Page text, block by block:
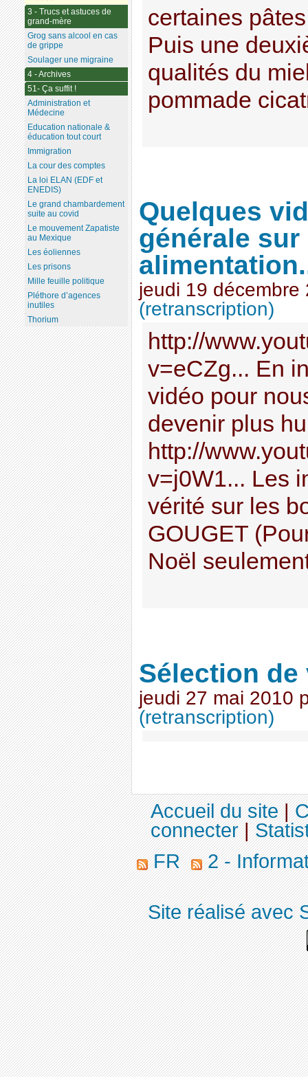
certaines
Puis une
qualités du
pommade
Quelques
générale sur
jeudi 19 décembre
(retranscription)
http://
v=eCZg... En
vidéo pour
devenir plus
http://
v=j0W1... Les
vérité sur les
GOUGET
Noël
Sélection de
jeudi 27 mai 2010
(retranscription)
3 - Trucs et astuces de
grand-mère
Grog sans alcool en cas
de grippe
Soulager une migraine
4 - Archives
51- Ça suffit !
Administration et
Médecine
Education nationale &
éducation tout court
Immigration
La cour des comptes
La loi ELAN (EDF et
ENEDIS)
Le grand chambardement
suite au covid
Le mouvement Zapatiste
au Mexique
Les éoliennes
Les prisons
Mille feuille politique
Pléthore d’agences
inutiles
Thorium
Accueil du site|
connecter|
FR
2 -
Site réalisé avec